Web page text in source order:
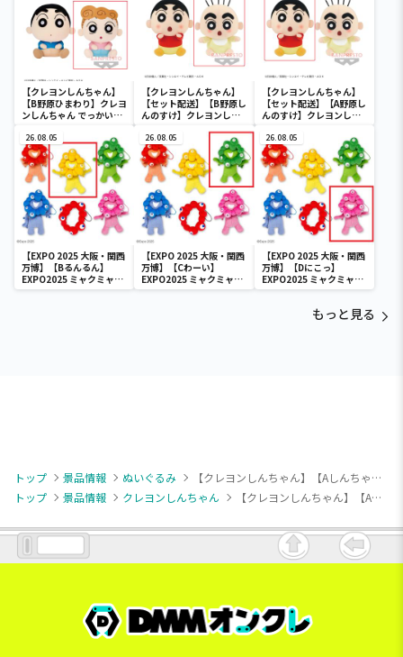
【クレヨンしんちゃん】
【B野原ひまわり】クレヨ
ンしんちゃん でっかいぬ
オラたち野原一家だゾ～
【クレヨンしんちゃん】
【セット配送】【B野原し
んのすけ】クレヨンしん
み～今も昔もかわいいオ
ラだゾ～
【クレヨンしんちゃん】
【セット配送】【A野原し
んのすけ】クレヨンしん
み～今も昔もかわいいオ
ラだゾ～
26.08.05
【EXPO 2025 大阪・関西
万博】【Bるんるん】
EXPO2025 ミャクミャク
カラフルゴム紐付きぬい
26.08.05
【EXPO 2025 大阪・関西
万博】【Cわーい】
EXPO2025 ミャクミャク
カラフルゴム紐付きぬい
26.08.05
【EXPO 2025 大阪・関西
万博】【Dにこっ】
EXPO2025 ミャクミャク
カラフルゴム紐付きぬい
もっと見る
トップ 景品情報 ぬいぐるみ
【クレヨンしんちゃん】【Aしんちゃん】クレヨンしんちゃん もふぐっとぬいぐるみ～みんなでパジャマパーティだゾ！～
トップ
景品情報 クレヨンしんちゃん 【クレヨンしんちゃん】【Aしんちゃん】クレヨンしんちゃん もふぐっとぬいぐるみ～みんなでパジャマパーティだゾ！～